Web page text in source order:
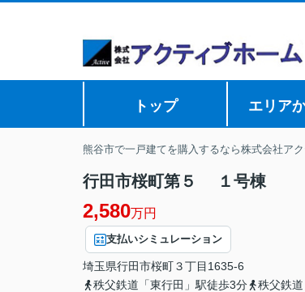
トップ エリア
熊谷市で一戸建てを購入するなら株式会社ア
行田市桜町第５ １号棟
2,580万円
支払いシミュレーション
埼玉県行田市桜町３丁目1635-6
秩父鉄道「東行田」駅徒歩3分
秩父鉄